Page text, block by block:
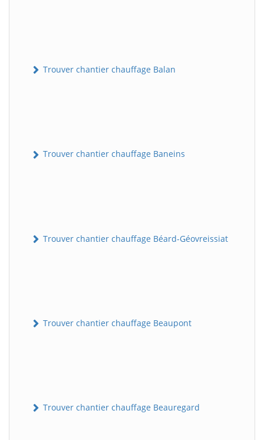
Trouver chantier chauffage Balan
Trouver chantier chauffage Baneins
Trouver chantier chauffage Béard-Géovreissiat
Trouver chantier chauffage Beaupont
Trouver chantier chauffage Beauregard